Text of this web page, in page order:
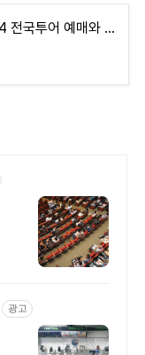
김창옥 토크 콘서트 시즌4 전국투어 예매와 일정
광고